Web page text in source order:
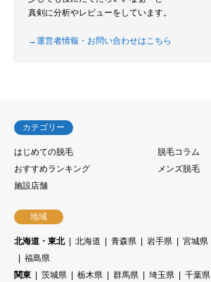
真剣に分析やレビューをしています。
→運営者情報・お問い合わせはこちら
カテゴリー
はじめての脱毛
脱毛コラム
おすすめランキング
メンズ脱毛
施設店舗
地域
北海道・東北 北海道 青森県 岩手県 宮城県
福島県
関東
茨城県 栃木県 群馬県 埼玉県 千葉県